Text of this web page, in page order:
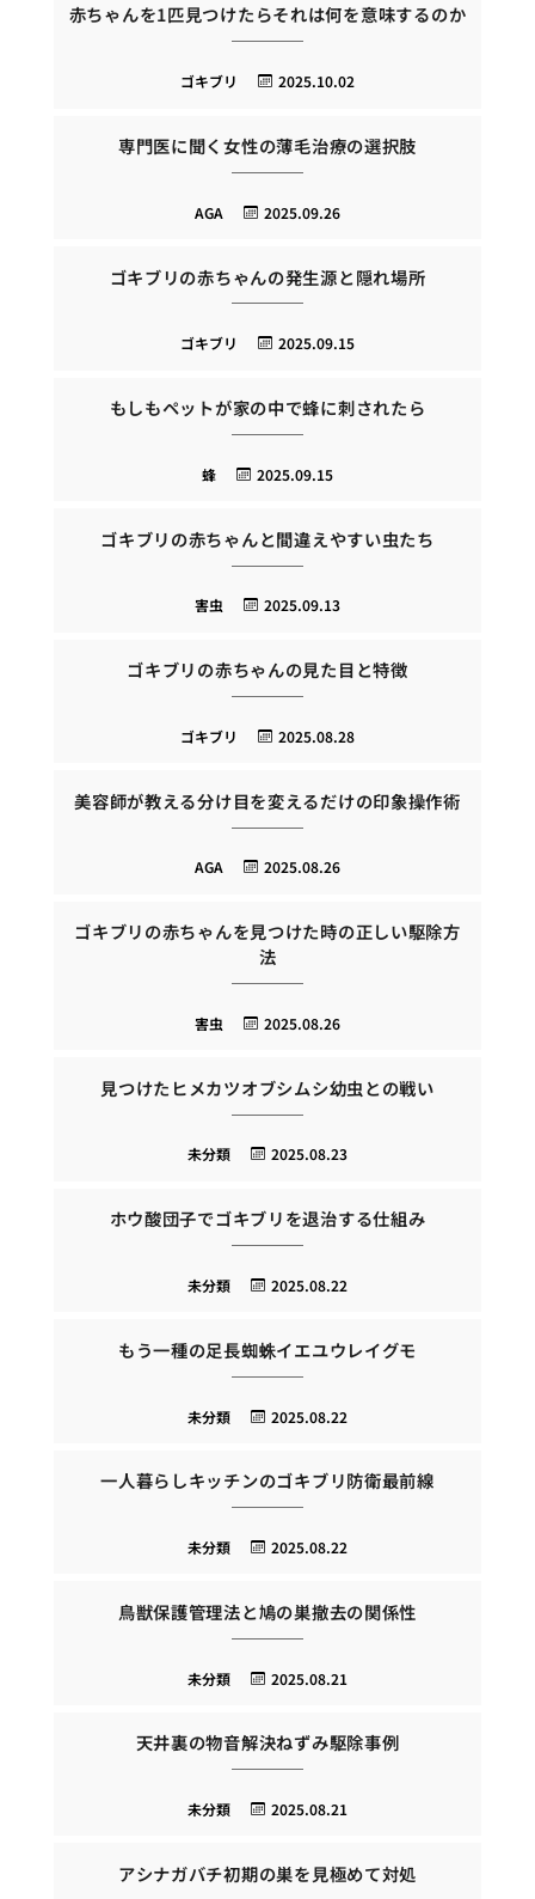
赤ちゃんを1匹見つけたらそれは何を意味するのか
2025.10.02
ゴキブリ
専門医に聞く女性の薄毛治療の選択肢
2025.09.26
AGA
ゴキブリの赤ちゃんの発生源と隠れ場所
2025.09.15
ゴキブリ
もしもペットが家の中で蜂に刺されたら
2025.09.15
蜂
ゴキブリの赤ちゃんと間違えやすい虫たち
2025.09.13
害虫
ゴキブリの赤ちゃんの見た目と特徴
2025.08.28
ゴキブリ
美容師が教える分け目を変えるだけの印象操作術
2025.08.26
AGA
ゴキブリの赤ちゃんを見つけた時の正しい駆除方
法
2025.08.26
害虫
見つけたヒメカツオブシムシ幼虫との戦い
2025.08.23
未分類
ホウ酸団子でゴキブリを退治する仕組み
2025.08.22
未分類
もう一種の足長蜘蛛イエユウレイグモ
2025.08.22
未分類
一人暮らしキッチンのゴキブリ防衛最前線
2025.08.22
未分類
鳥獣保護管理法と鳩の巣撤去の関係性
2025.08.21
未分類
天井裏の物音解決ねずみ駆除事例
2025.08.21
未分類
アシナガバチ初期の巣を見極めて対処